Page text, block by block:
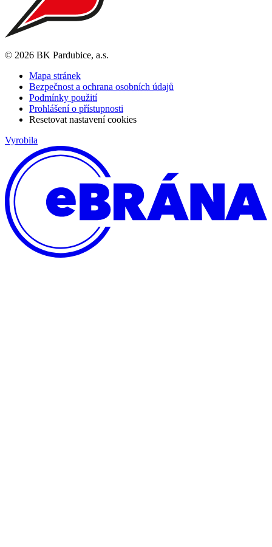
© 2026 BK Pardubice, a.s.
Mapa stránek
Bezpečnost a ochrana osobních údajů
Podmínky použití
Prohlášení o přístupnosti
Resetovat nastavení cookies
Vyrobila